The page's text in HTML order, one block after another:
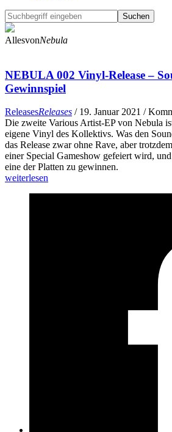
AllesvonNebula
NEBULA 002 Vinyl-Release –
Gewinnspiel
ReleasesReleases / 19. Januar 2021 /
Die zweite Various Artist-EP von Nebula
eigene Vinyl des Kollektivs. Was den
das Release zwar ohne Rave, aber
einer Special Gameshow gefeiert wird,
eine der Platten zu gewinnen.
weiterlesen